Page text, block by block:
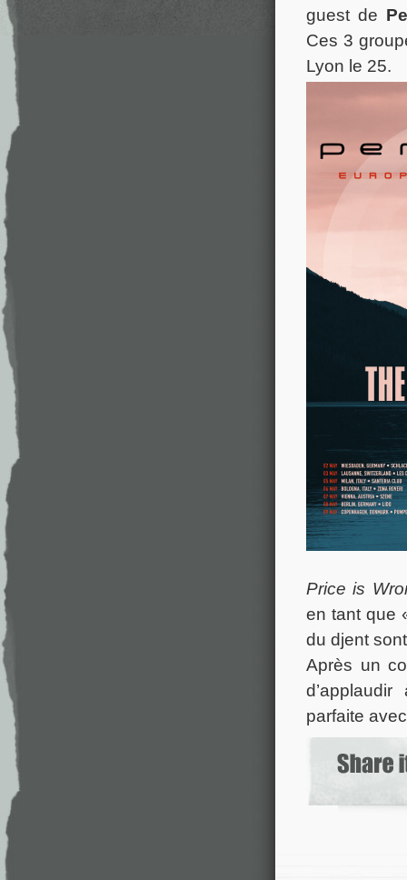
guest de
Ces 3
Lyon le 25.
Price is
en tant que
du djent
Après un
parfaite